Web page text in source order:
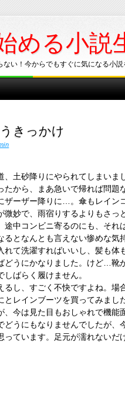
める小説
い！今からでもすぐに気になる小説
きっかけ
、土砂降りにやられてしまいま
から、まあ急いで帰れば問題
ザーザー降りに…。傘もレイン
微妙で、雨宿りするよりもさっ
途中コンビニ寄るのにも、それ
るとなんとも言えない惨めな気
れて洗濯すればいいし、髪も体
どうにかなりました。けど…靴
ばらく履けません。
るし、すごく不快ですよね。場
とレインブーツを買ってみまし
今は見た目もおしゃれで機能
どうにもなりませんでしたが、
っています。足元が濡れないだ